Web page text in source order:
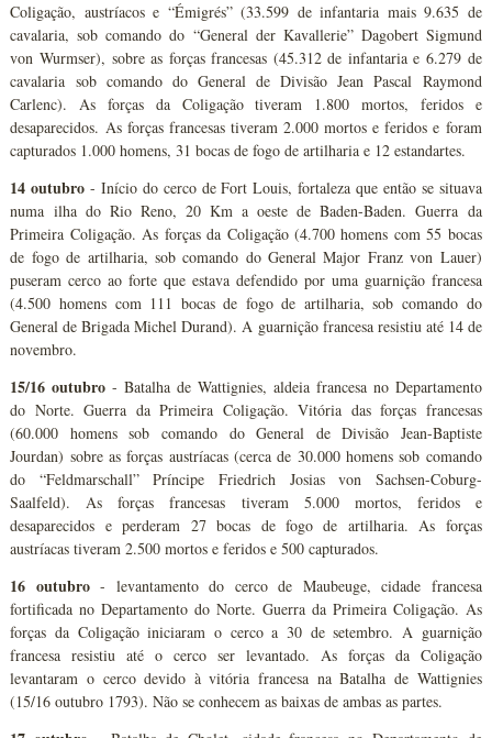
Coligação, austríacos e “Émigrés” (33.599 de infantaria mais 9.635 de
cavalaria, sob comando do “General der Kavallerie” Dagobert Sigmund
von Wurmser), sobre as forças francesas (45.312 de infantaria e 6.279 de
cavalaria sob comando do General de Divisão Jean Pascal Raymond
Carlenc). As forças da Coligação tiveram 1.800 mortos, feridos e
desaparecidos. As forças francesas tiveram 2.000 mortos e feridos e foram
capturados 1.000 homens, 31 bocas de fogo de artilharia e 12 estandartes.
14 outubro - Início do cerco de Fort Louis, fortaleza que então se situava
numa ilha do Rio Reno, 20 Km a oeste de Baden-Baden. Guerra da
Primeira Coligação. As forças da Coligação (4.700 homens com 55 bocas
de fogo de artilharia, sob comando do General Major Franz von Lauer)
puseram cerco ao forte que estava defendido por uma guarnição francesa
(4.500 homens com 111 bocas de fogo de artilharia, sob comando do
General de Brigada Michel Durand). A guarnição francesa resistiu até 14 de
novembro.
15/16 outubro - Batalha de Wattignies, aldeia francesa no Departamento
do Norte. Guerra da Primeira Coligação. Vitória das forças francesas
(60.000 homens sob comando do General de Divisão Jean-Baptiste
Jourdan) sobre as forças austríacas (cerca de 30.000 homens sob comando
do “Feldmarschall” Príncipe Friedrich Josias von Sachsen-Coburg-
Saalfeld). As forças francesas tiveram 5.000 mortos, feridos e
desaparecidos e perderam 27 bocas de fogo de artilharia. As forças
austríacas tiveram 2.500 mortos e feridos e 500 capturados.
16 outubro- levantamento do cerco de Maubeuge, cidade francesa
fortificada no Departamento do Norte. Guerra da Primeira Coligação. As
forças da Coligação iniciaram o cerco a 30 de setembro. A guarnição
francesa resistiu até o cerco ser levantado. As forças da Coligação
levantaram o cerco devido à vitória francesa na Batalha de Wattignies
(15/16 outubro 1793). Não se conhecem as baixas de ambas as partes.